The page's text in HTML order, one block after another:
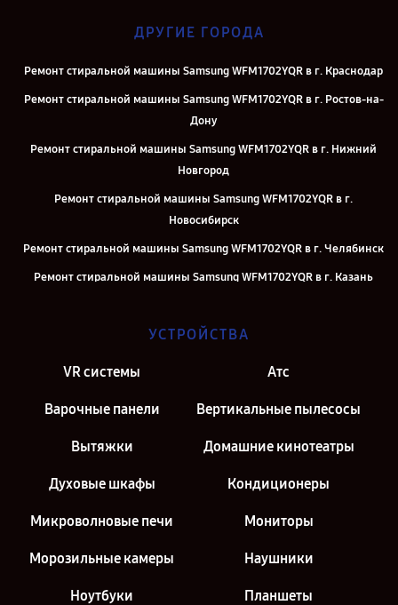
ДРУГИЕ ГОРОДА
Ремонт стиральной машины Samsung WFM1702YQR в г. Краснодар
Ремонт стиральной машины Samsung WFM1702YQR в г. Ростов-на-
Дону
Ремонт стиральной машины Samsung WFM1702YQR в г. Нижний
Новгород
Ремонт стиральной машины Samsung WFM1702YQR в г.
Новосибирск
Ремонт стиральной машины Samsung WFM1702YQR в г. Челябинск
Ремонт стиральной машины Samsung WFM1702YQR в г. Казань
Ремонт стиральной машины Samsung WFM1702YQR в г. Санкт-
УСТРОЙСТВА
VR системы Атс
Варочные панели Вертикальные пылесосы
Вытяжки Домашние кинотеатры
Духовые шкафы Кондиционеры
Микроволновые печи Мониторы
Морозильные камеры Наушники
Ноутбуки Планшеты